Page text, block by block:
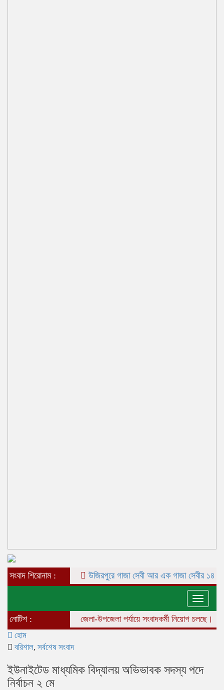
সংবাদ শিরোনাম : উজিরপুরে গাজা সেবী আর এক গাজা সেবীর ১৪ বছরে
Toggle
নোটিশ : জেলা-উপজেলা পর্যায়ে সংবাদকর্মী নিয়োগ চলছে।
হোম
বরিশাল, সর্বশেষ সংবাদ
ইউনাইটেড মাধ্যমিক বিদ্যালয় অভিভাবক সদস্য পদে
নির্বাচন ২ মে